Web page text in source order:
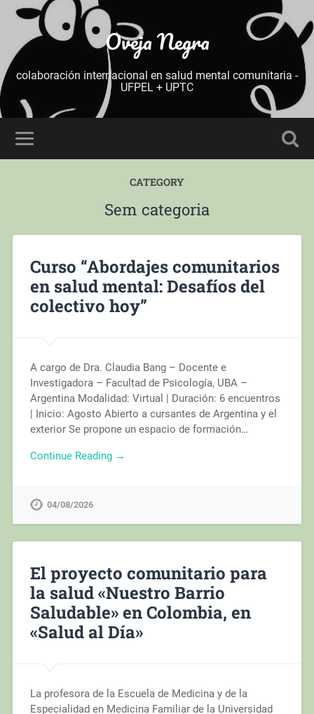
Oveja Negra
colaboración internacional en salud mental comunitaria -
UFPEL + UPTC
CATEGORY
Sem categoria
Curso “Abordajes comunitarios
en salud mental: Desafíos del
colectivo hoy”
A cargo de Dra. Claudia Bang – Docente e
Investigadora – Facultad de Psicología, UBA –
Argentina Modalidad: Virtual | Duración: 6 encuentros
| Inicio: Agosto Abierto a cursantes de Argentina y el
exterior Se propone un espacio de formación…
Continue Reading →
04/08/2026
El proyecto comunitario para
la salud «Nuestro Barrio
Saludable» en Colombia, en
«Salud al Día»
La profesora de la Escuela de Medicina y de la
Especialidad en Medicina Familiar de la Universidad